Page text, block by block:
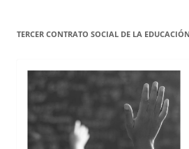
TERCER CONTRATO SOCIAL DE LA